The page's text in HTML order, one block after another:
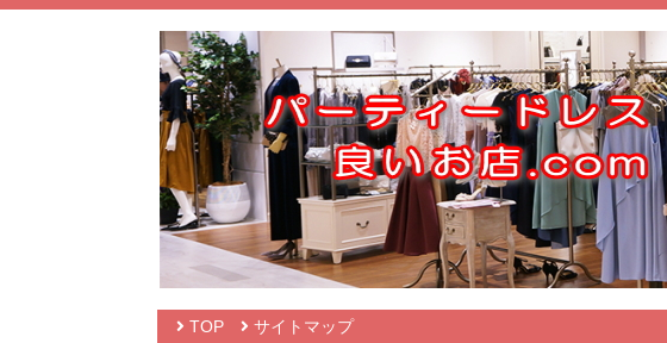
TOP サイトマップ